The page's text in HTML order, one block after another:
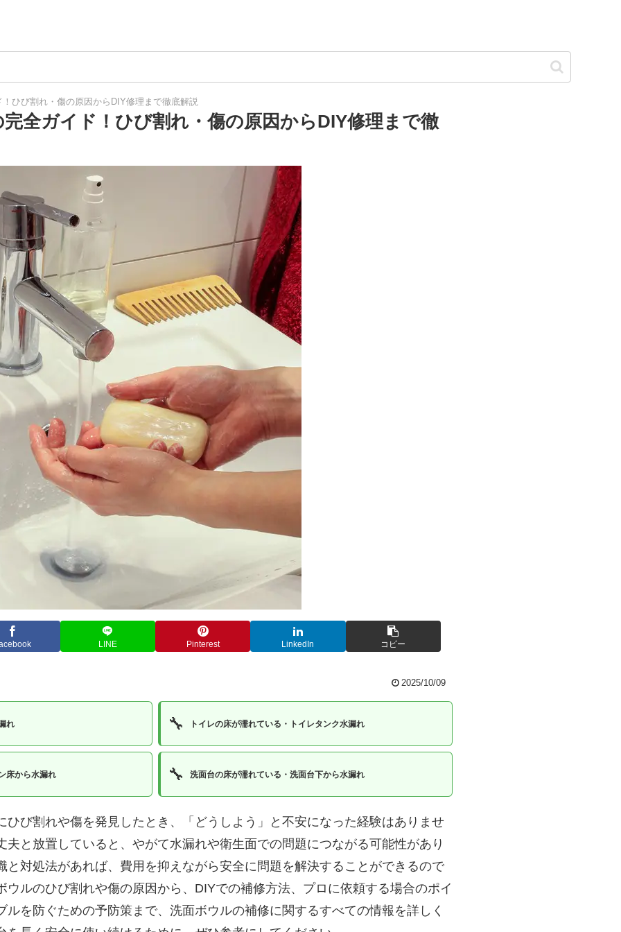
ひび割れ・傷の原因からDIY修理まで徹底解説
全ガイド！ひび割れ・傷の原因からDIY修理まで徹
LINE Pinterest LinkedIn コピー
2025/10/09
れ 🔧 トイレの床が濡れている・トイレタンク水漏れ
床から水漏れ 🔧 洗面台の床が濡れている・洗面台下から水漏れ
ひび割れや傷を発見したとき、「どうしよう」と不安になった経験はありませ
夫と放置していると、やがて水漏れや衛生面での問題につながる可能性があり
と対処法があれば、費用を抑えながら安全に問題を解決することができるので
ウルのひび割れや傷の原因から、DIYでの補修方法、プロに依頼する場合のポイ
ルを防ぐための予防策まで、洗面ボウルの補修に関するすべての情報を詳しく